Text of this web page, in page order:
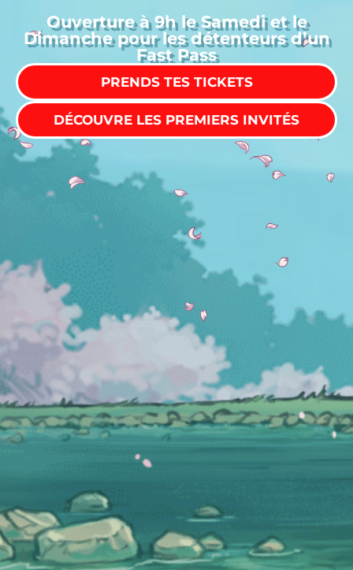
Ouverture à 9h le Samedi et le
Dimanche pour les détenteurs d’un
Fast Pass
PRENDS TES TICKETS
DÉCOUVRE LES PREMIERS INVITÉS